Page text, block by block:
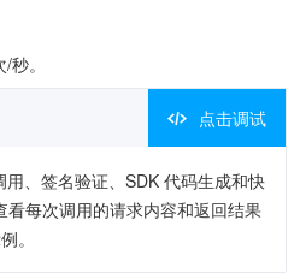
。
点击调试
、签名验证、SDK 代码生成和快
每次调用的请求内容和返回结果
。